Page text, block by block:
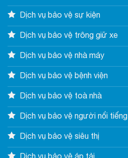
Dịch vụ bảo vệ sự kiện
Dịch vụ bảo vệ trông giữ xe
Dịch vụ bảo vệ nhà máy
Dịch vụ bảo vệ bệnh viện
Dịch vụ bảo vệ toà nhà
Dịch vụ bảo vệ người nổi tiếng
Dịch vụ bảo vệ siêu thị
Dịch vụ bảo vệ áp tải